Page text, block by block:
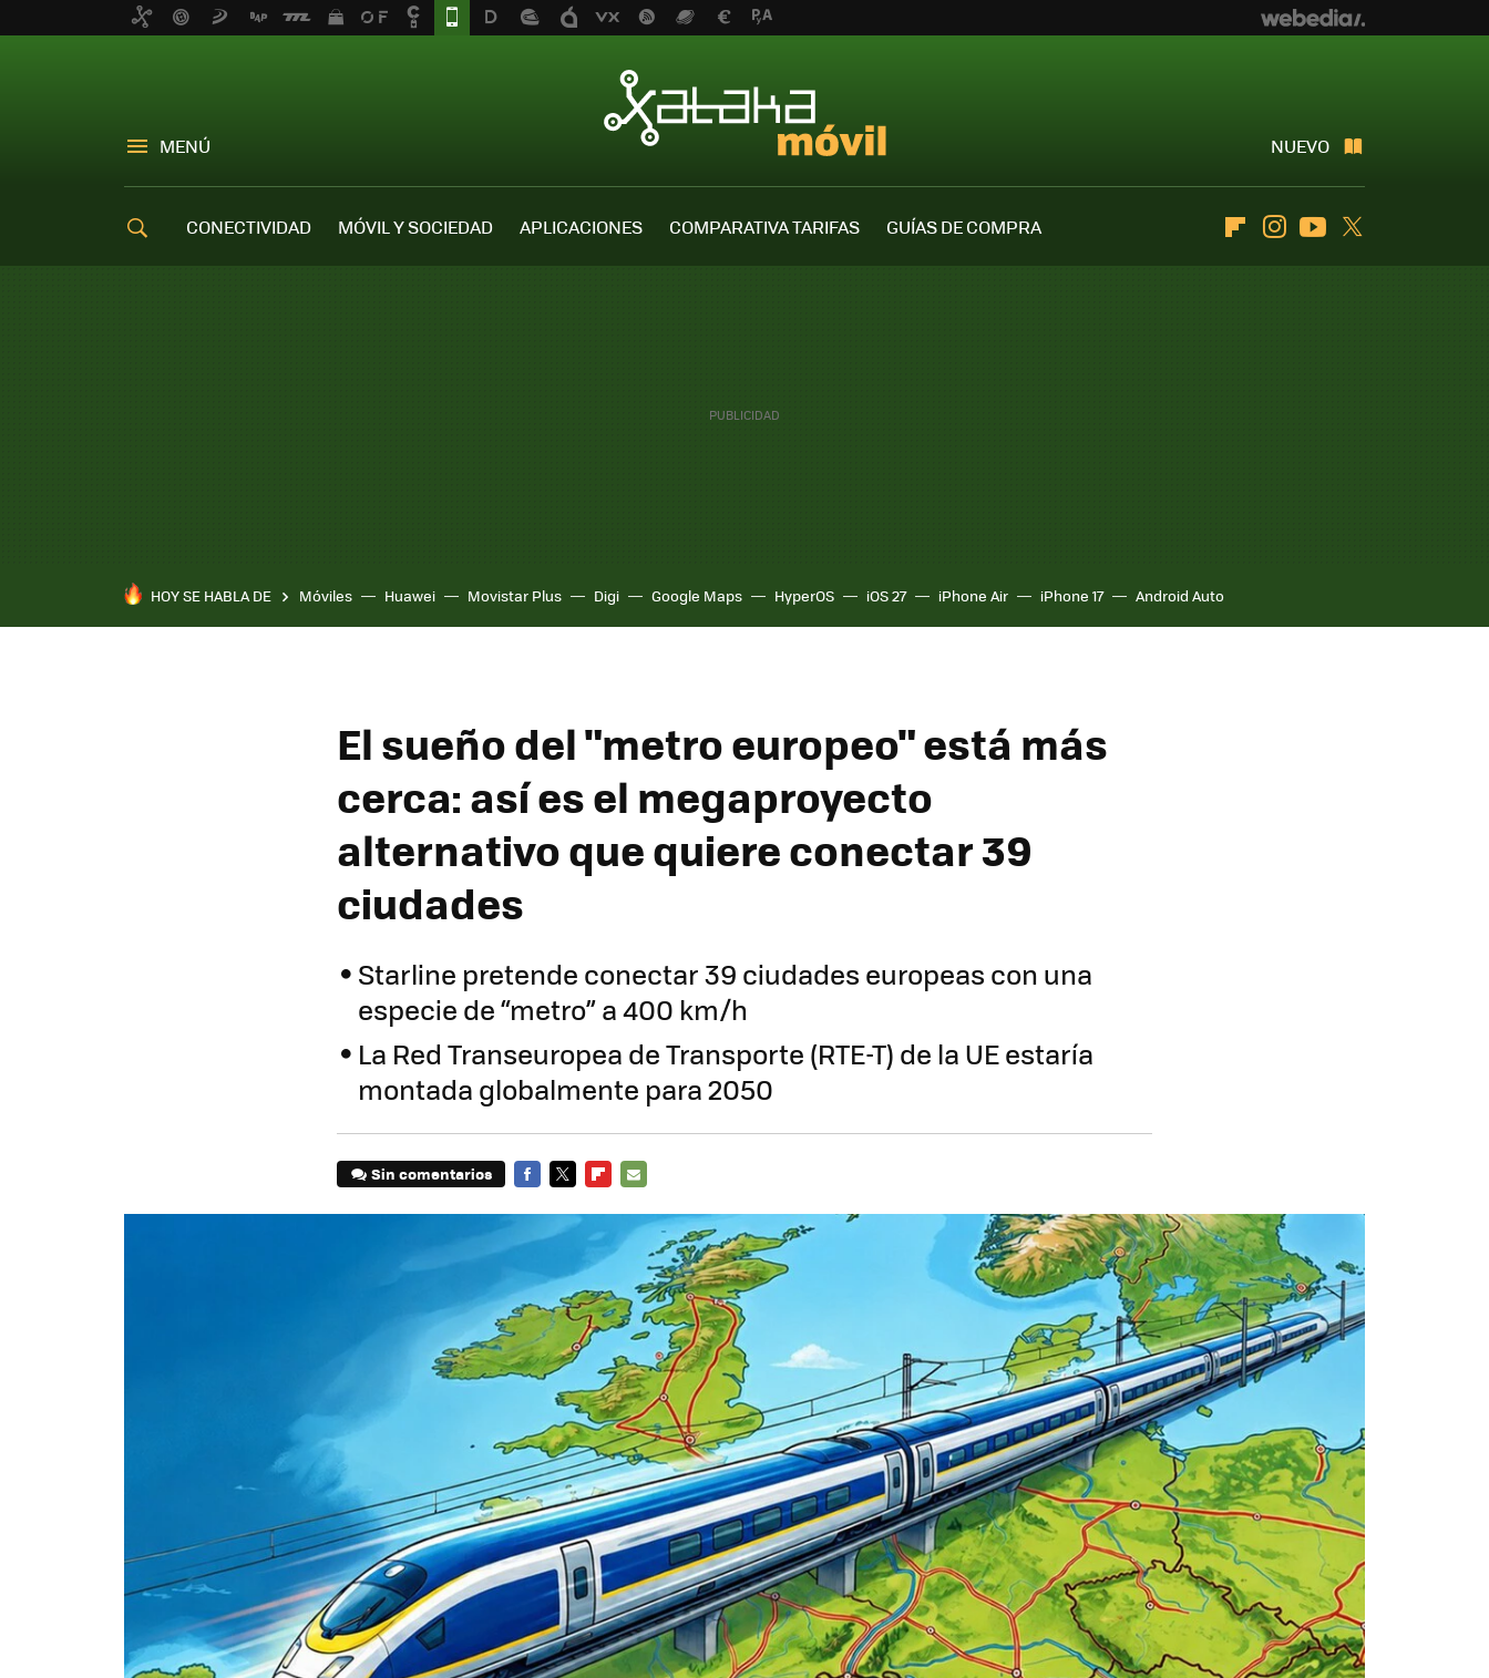
MENÚ NUEVO
CONECTIVIDAD MÓVIL Y SOCIEDAD APLICACIONES COMPARATIVA TARIFAS
GUÍAS DE COMPRA
FlipboardInstagramYoutube
HOY SE HABLA DE Móviles Huawei Movistar Plus Digi Google Maps HyperOS iOS 27 iPhone Air iPhone 17 Android Auto
El sueño del "metro europeo" está más
cerca: así es el megaproyecto
alternativo que quiere conectar 39
ciudades
Starline pretende conectar 39 ciudades europeas con una
especie de “metro” a 400 km/h
La Red Transeuropea de Transporte (RTE-T) de la UE estaría
montada globalmente para 2050
Sin comentarios
MAIL